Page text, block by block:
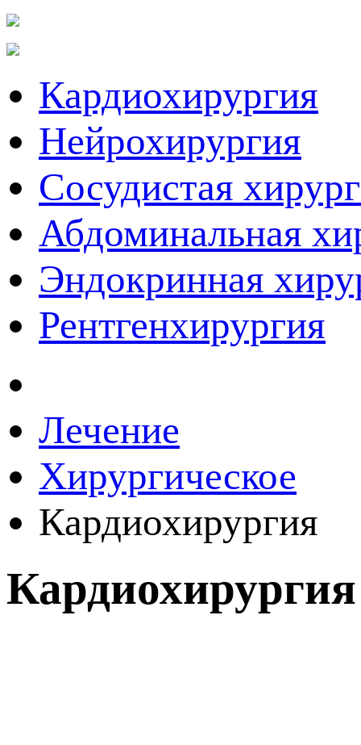
Кардиохирургия
Нейрохирургия
Сосудистая
Абдоминальная
Эндокринная
Рентгенхирургия
Лечение
Хирургическое
Кардиохирургия
Кардиохирургия